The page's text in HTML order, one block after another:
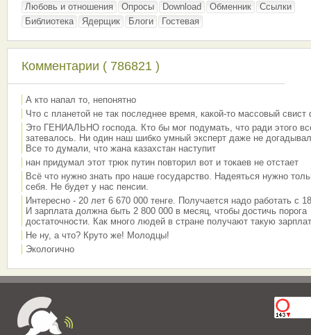
Любовь и отношения
Опросы Download Обменник
Ссылки
Библиотека
Ядерщик Блоги Гостевая
Комментарии ( 786821 )
А кто напал то, непонятно
Что с планетой не так последнее время, какой-то массовый свист
Это ГЕНИАЛЬНО господа. Кто бы мог подумать, что ради этого
затевалось. Ни один наш шибко умный эксперт даже не
Все то думали, что жана казахстан наступит
нан придумал этот трюк путин повторил вот и токаев не отстает
Всё что нужно знать про наше государство. Надеяться нужно
себя. Не будет у нас пенсии.
Интересно - 20 лет 6 670 000 тенге. Получается надо работать с
И зарплата должна быть 2 800 000 в месяц, чтобы достичь порога
достаточности. Как много людей в стране получают такую
Не ну, а что? Круто же! Молодцы!
Экологично